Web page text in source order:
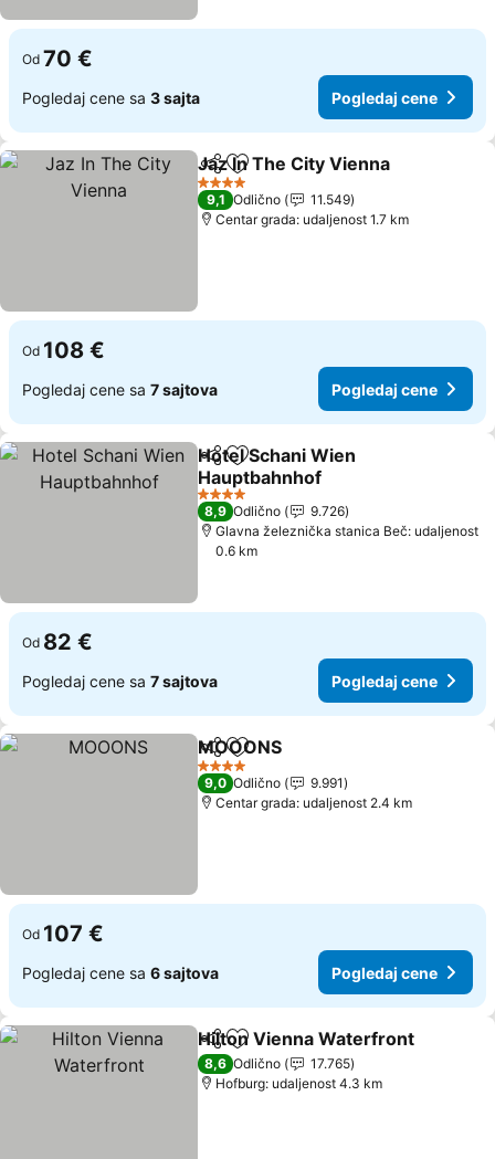
Od 70 €
Pogledaj cene sa 3 sajta Pogledaj cene
Deli Dodati u favorite
Jaz In The City Vienna
4 Zvezdice
9,1 Odlično
11.549
Centar grada: udaljenost 1.7 km
Od 108 €
Pogledaj cene sa 7 sajtova Pogledaj cene
Deli Dodati u favorite
Hotel Schani Wien
Hauptbahnhof
Pogledaj cene
4 Zvezdice
8,9 Odlično
9.726
Glavna železnička stanica Beč: udaljenost
0.6 km
Od 82 €
Pogledaj cene sa 7 sajtova Pogledaj cene
Deli Dodati u favorite
MOOONS
4 Zvezdice
9,0 Odlično
9.991
Centar grada: udaljenost 2.4 km
Od 107 €
Pogledaj cene sa 6 sajtova Pogledaj cene
Deli Dodati u favorite
Hilton Vienna Waterfront
8,6 Odlično
17.765
Hofburg: udaljenost 4.3 km